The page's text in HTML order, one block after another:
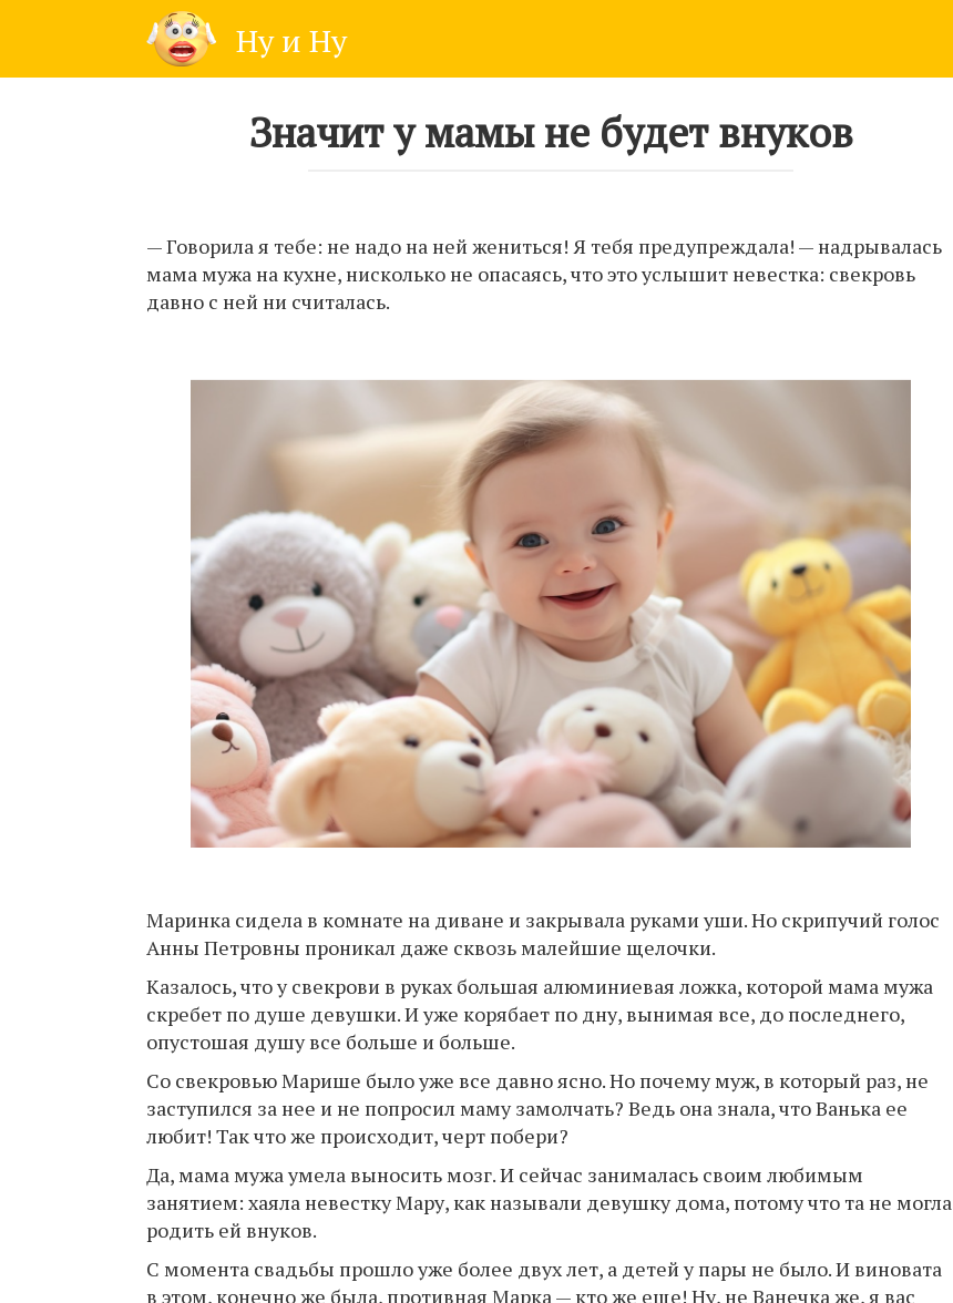
Ну и Ну
Значит у мамы не будет внуков
— Говорила я тебе: не надо на ней жениться! Я тебя предупреждала! — надрывалась
мама мужа на кухне, нисколько не опасаясь, что это услышит невестка: свекровь
давно с ней ни считалась.
Маринка сидела в комнате на диване и закрывала руками уши. Но скрипучий голос
Анны Петровны проникал даже сквозь малейшие щелочки.
Казалось, что у свекрови в руках большая алюминиевая ложка, которой мама мужа
скребет по душе девушки. И уже корябает по дну, вынимая все, до последнего,
опустошая душу все больше и больше.
Со свекровью Марише было уже все давно ясно. Но почему муж, в который раз, не
заступился за нее и не попросил маму замолчать? Ведь она знала, что Ванька ее
любит! Так что же происходит, чeрт побери?
Да, мама мужа умела выносить мозг. И сейчас занималась своим любимым
занятием: хаяла невестку Мару, как называли девушку дома, потому что та не могла
родить ей внуков.
С момента свадьбы прошло уже более двух лет, а детей у пары не было. И виновата
в этом, конечно же была, противная Марка — кто же еще! Ну, не Ванечка же, я вас